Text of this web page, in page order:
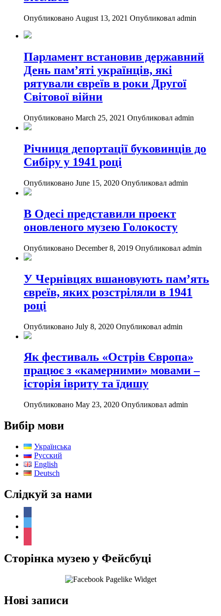
Опубликовано August 13, 2021 Опубликовал admin
Парламент встановив державний
День пам’яті українців, які
рятували євреїв в роки Другої
Світової війни
Опубликовано March 25, 2021 Опубликовал admin
Річниця депортації буковинців до
Сибіру у 1941 році
Опубликовано June 15, 2020 Опубликовал admin
В Одесі представили проект
оновленого музею Голокосту
Опубликовано December 8, 2019 Опубликовал admin
У Чернівцях вшановують пам’ять
євреїв, яких розстріляли в 1941
році
Опубликовано July 8, 2020 Опубликовал admin
Як фестиваль «Острів Європа»
працює з «камерними» мовами –
історія івриту та їдишу
Опубликовано May 23, 2020 Опубликовал admin
Вибір мови
Українська
Русский
English
Deutsch
Слідкуй за нами
Сторінка музею у Фейсбуці
Нові записи